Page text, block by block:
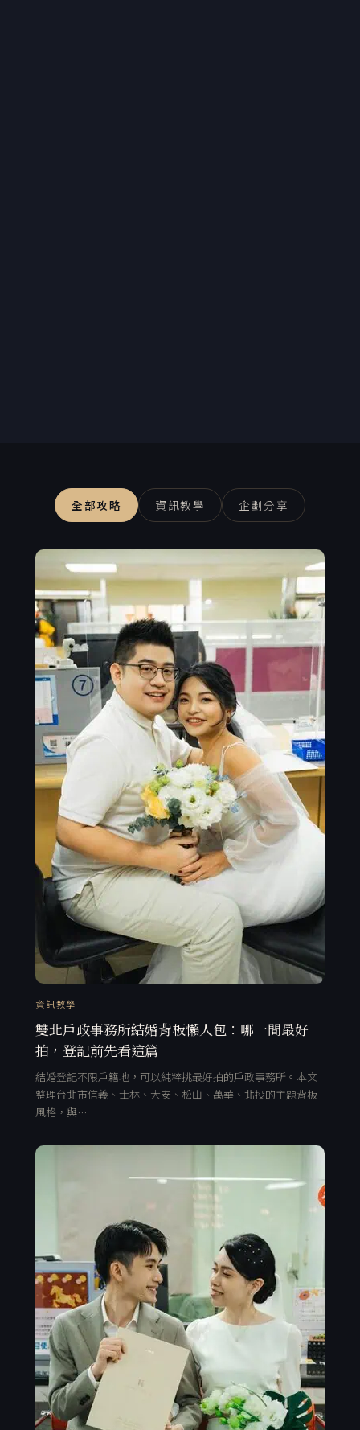
全部攻略 資訊教學 企劃分享
資訊教學
雙北戶政事務所結婚背板懶人包：哪一間最好
拍，登記前先看這篇
結婚登記不限戶籍地，可以純粹挑最好拍的戶政事務所。本文
整理台北市信義、士林、大安、松山、萬華、北投的主題背板
風格，與…